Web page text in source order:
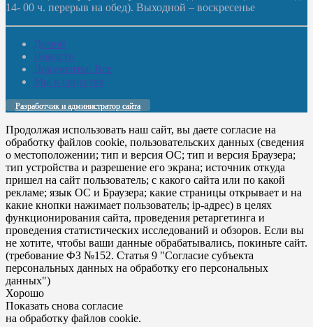
14- 00 ч. перерыв на обед). Выходной – воскресенье
Домой
Новости
Документы. Все
Мы в соцсетях
Разработчик и администратор сайта
Продолжая использовать наш сайт, вы даете согласие на
обработку файлов cookie, пользовательских данных (сведения
о местоположении; тип и версия ОС; тип и версия Браузера;
тип устройства и разрешение его экрана; источник откуда
пришел на сайт пользователь; с какого сайта или по какой
рекламе; язык ОС и Браузера; какие страницы открывает и на
какие кнопки нажимает пользователь; ip-адрес) в целях
функционирования сайта, проведения ретаргетинга и
проведения статистических исследований и обзоров. Если вы
не хотите, чтобы ваши данные обрабатывались, покиньте сайт.
(требование ФЗ №152. Статья 9 "Согласие субъекта
персональных данных на обработку его персональных
данных")
Хорошо
Показать снова согласие
на обработку файлов cookie.